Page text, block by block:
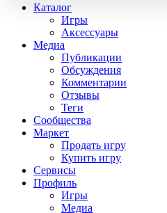
Каталог
Игры
Аксессуары
Медиа
Публикации
Обсуждения
Комментарии
Отзывы
Теги
Сообщества
Маркет
Продать игру
Купить игру
Сервисы
Профиль
Игры
Медиа